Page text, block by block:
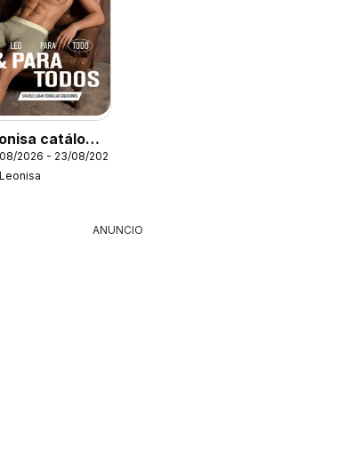
catálogo
- Campaña 12
2026 - 23/08/2026
Leonisa
ANUNCIO